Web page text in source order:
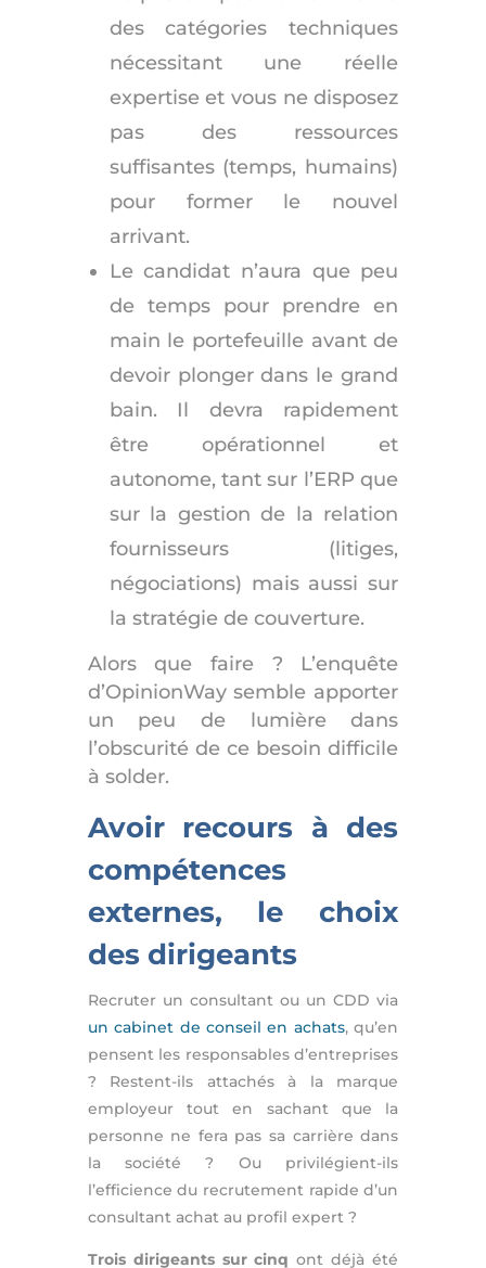
des catégories techniques
nécessitant une réelle
expertise et vous ne disposez
pas des ressources
suffisantes (temps, humains)
pour former le nouvel
arrivant.
Le candidat n’aura que peu
de temps pour prendre en
main le portefeuille avant de
devoir plonger dans le grand
bain. Il devra rapidement
être opérationnel et
autonome, tant sur l’ERP que
sur la gestion de la relation
fournisseurs (litiges,
négociations) mais aussi sur
la stratégie de couverture.
Alors que faire ? L’enquête
d’OpinionWay semble apporter
un peu de lumière dans
l’obscurité de ce besoin difficile
à solder.
Avoir recours à des
compétences
externes, le choix
des dirigeants
Recruter un consultant ou un CDD via
un cabinet de conseil en achats, qu’en
pensent les responsables d’entreprises
? Restent-ils attachés à la marque
employeur tout en sachant que la
personne ne fera pas sa carrière dans
la société ? Ou privilégient-ils
l’efficience du recrutement rapide d’un
consultant achat au profil expert ?
Trois dirigeants sur cinq ont déjà été